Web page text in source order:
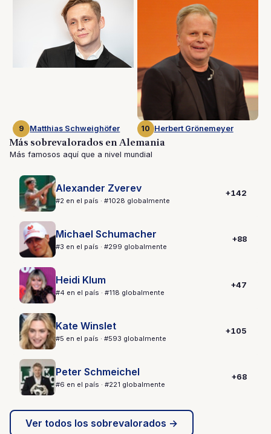
9 Matthias Schweighöfer 10 Herbert Grönemeyer
Más sobrevalorados en Alemania
Más famosos aquí que a nivel mundial
Alexander Zverev
#2 en el país · #1028 globalmente
+142
Michael Schumacher
#3 en el país · #299 globalmente
+88
Heidi Klum
#4 en el país · #118 globalmente
+47
Kate Winslet
#5 en el país · #593 globalmente
+105
Peter Schmeichel
#6 en el país · #221 globalmente
+68
Ver todos los sobrevalorados →